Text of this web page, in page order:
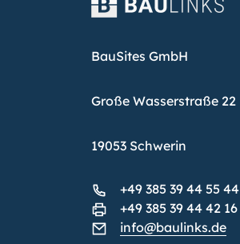
BauSites GmbH
Große Wasserstraße 22
19053 Schwerin
+49 385 39 44 55 44
+49 385 39 44 42 16
info@baulinks.de